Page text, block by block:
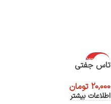
اتمام موجود
ی
تاس جفتی
20,000 تومان
اطلاعات بیشتر